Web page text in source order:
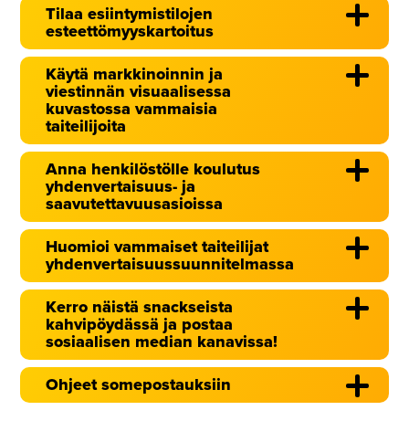
Tilaa esiintymistilojen
esteettömyyskartoitus
Käytä markkinoinnin ja
viestinnän visuaalisessa
kuvastossa vammaisia
taiteilijoita
Anna henkilöstölle koulutus
yhdenvertaisuus- ja
saavutettavuusasioissa
Huomioi vammaiset taiteilijat
yhdenvertaisuussuunnitelmassa
Kerro näistä snackseista
kahvipöydässä ja postaa
sosiaalisen median kanavissa!
Ohjeet somepostauksiin